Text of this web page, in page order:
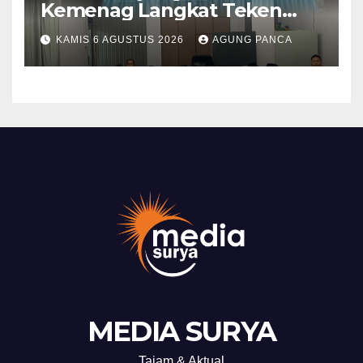
Kemenag Langkat Teken
PKS Pembinaan Kerohanian
Warga Binaan
KAMIS 6 AGUSTUS 2026 AGUNG PANCA
MEDIA SURYA